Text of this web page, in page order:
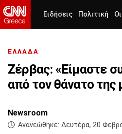
Ειδήσεις Πολιτική
ΕΛΛΑΔΑ
Ζέρβας: «Είμαστε
από τον θάνατο της
Newsroom
Ανανεώθηκε: Δευτέρα, 20